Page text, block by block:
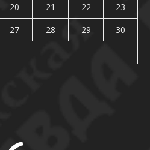
20 21 22
23
27 28 29
30